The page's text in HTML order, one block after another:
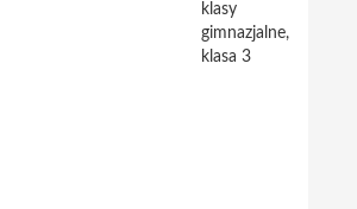
klasy
gimnazjalne,
klasa 3